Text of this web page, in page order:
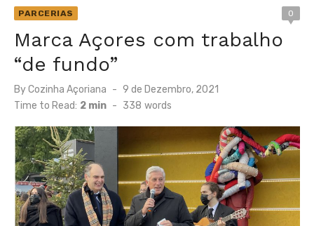
PARCERIAS 0
Marca Açores com trabalho
“de fundo”
ByCozinha Açoriana
Posted
on
9 de Dezembro, 2021
Time to Read: 2 min - 338 words